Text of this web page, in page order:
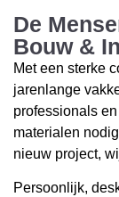
De
Bouw &
Met een sterke
jarenlange
professionals
materialen
nieuw project,
Persoonlijk,